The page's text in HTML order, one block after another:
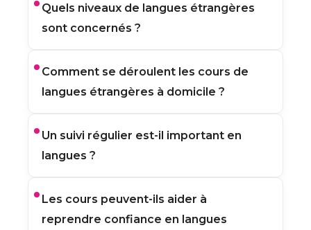
l’écrit comme à l’oral.
les contrôles, le brevet, le bac, les oraux
ou les évaluations écrites.
Quels niveaux de langues étrangères
sont concernés ?
s’adressent aux élèves du primaire au
post-bac, selon la langue étudiée :
Comment se déroulent les cours de
langues étrangères à domicile ?
niveau de l’élève : vocabulaire,
grammaire, compréhension écrite et
Un suivi régulier est-il important en
langues ?
pratique. Un accompagnement régulier
permet de travailler le vocabulaire, la
Les cours peuvent-ils aider à
reprendre confiance en langues